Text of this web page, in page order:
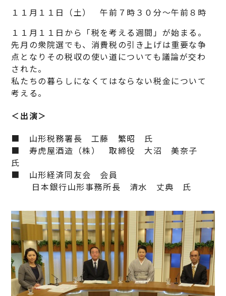
１１月１１日（土） 午前７時３０分～午前８時
１１月１１日から「税を考える週間」が始まる。
先月の衆院選でも、消費税の引き上げは重要な争
点となりその税収の使い道についても議論が交わ
された。
私たちの暮らしになくてはならない税金について
考える。
＜出演＞
■ 山形税務署長 工藤 繁昭 氏
■ 寿虎屋酒造（株） 取締役 大沼 美奈子
氏
■ 山形経済同友会 会員
日本銀行山形事務所長 清水 丈典 氏